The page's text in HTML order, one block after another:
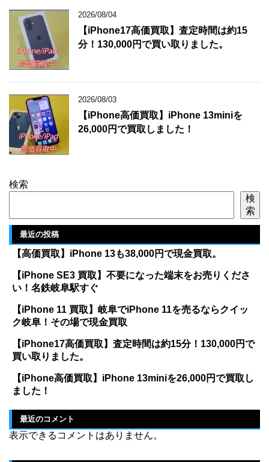
2026/08/04
【iPhone17高価買取】査定時間は約15
分！130,000円で買い取りました。
2026/08/03
【iPhone高価買取】iPhone 13miniを
26,000円で買取しました！
検索
検
索
最近の投稿
【高価買取】iPhone 13も38,000円で現金買取。
【iPhone SE3 買取】不要になった端末をお売りくださ
い！名鉄岐阜駅すぐ
【iPhone 11 買取】岐阜でiPhone 11を売るならクイッ
ク岐阜！その場で現金買取
【iPhone17高価買取】査定時間は約15分！130,000円で
買い取りました。
【iPhone高価買取】iPhone 13miniを26,000円で買取し
ました！
最近のコメント
表示できるコメントはありません。